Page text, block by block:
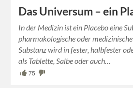
Das Universum – ein
In der Medizin ist ein Placebo eine
pharmakologische oder
Substanz wird in fester, halbfester
als Tablette, Salbe oder auch…
75